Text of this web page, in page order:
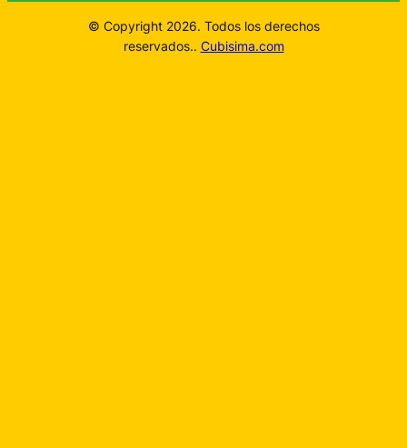
© Copyright 2026. Todos los derechos
reservados.. Cubisima.com